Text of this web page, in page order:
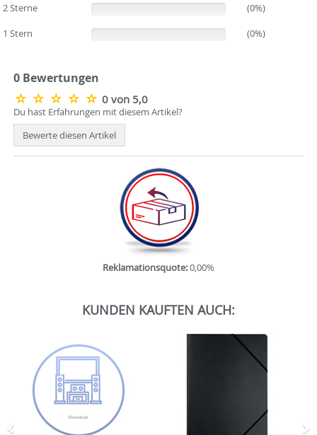
2 Sterne
(0%)
1 Stern
(0%)
0 Bewertungen
0 von 5,0
Du hast Erfahrungen mit diesem Artikel?
Bewerte diesen Artikel
Reklamationsquote:0,00%
KUNDEN KAUFTEN AUCH: